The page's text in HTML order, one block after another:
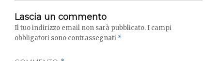
Lascia un commento
Il tuo indirizzo email non sarà pubblicato. I campi
obbligatori sono contrassegnati *